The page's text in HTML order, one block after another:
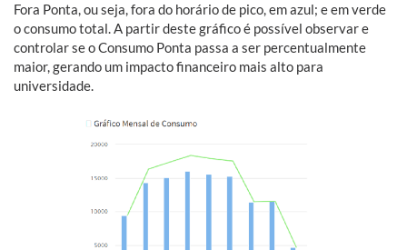
Fora Ponta, ou seja, fora do horário de pico, em azul; e em verde
o consumo total. A partir deste gráfico é possível observar e
controlar se o Consumo Ponta passa a ser percentualmente
maior, gerando um impacto financeiro mais alto para
universidade.